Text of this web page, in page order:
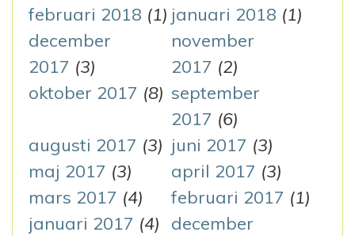
februari 2018 (1) januari 2018 (1)
december
2017 (3)
november
2017 (2)
oktober 2017 (8) september
2017 (6)
augusti 2017 (3) juni 2017 (3)
maj 2017 (3) april 2017 (3)
mars 2017 (4) februari 2017 (1)
januari 2017 (4)
december